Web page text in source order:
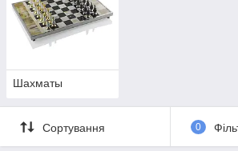
Шахматы
Сортування 0